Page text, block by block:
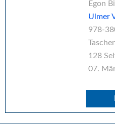
Egon
Ulmer
978-
128
07.